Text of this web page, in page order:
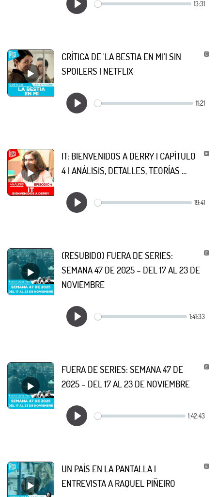
CRÍTICA DE 'LA BESTIA EN MI'| SIN
SPOILERS | NETFLIX
IT: BIENVENIDOS A DERRY | CAPÍTULO
4 | ANÁLISIS, DETALLES, TEORÍAS …
(RESUBIDO) FUERA DE SERIES:
SEMANA 47 DE 2025 – DEL 17 AL 23 DE
NOVIEMBRE
FUERA DE SERIES: SEMANA 47 DE
2025 – DEL 17 AL 23 DE NOVIEMBRE
UN PAÍS EN LA PANTALLA |
ENTREVISTA A RAQUEL PIÑEIRO